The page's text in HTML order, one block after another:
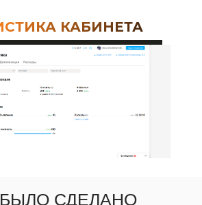
КАБИНЕТА
СДЕЛАНО